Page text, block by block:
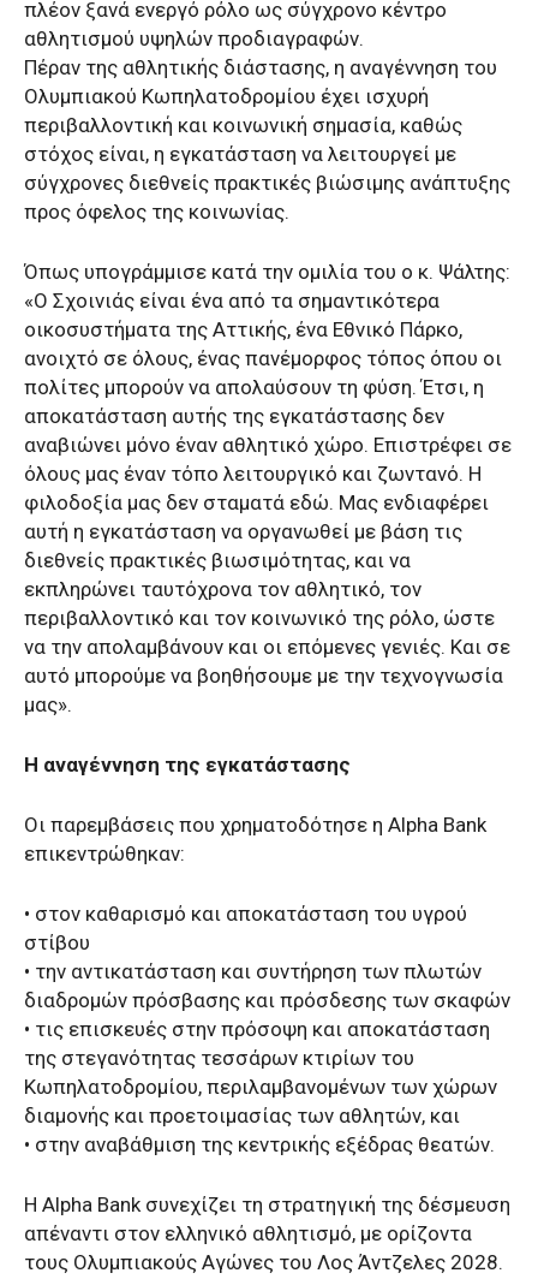
πλέον ξανά ενεργό ρόλο ως σύγχρονο κέντρο
αθλητισμού υψηλών προδιαγραφών.
Πέραν της αθλητικής διάστασης, η αναγέννηση του
Ολυμπιακού Κωπηλατοδρομίου έχει ισχυρή
περιβαλλοντική και κοινωνική σημασία, καθώς
στόχος είναι, η εγκατάσταση να λειτουργεί με
σύγχρονες διεθνείς πρακτικές βιώσιμης ανάπτυξης
προς όφελος της κοινωνίας.
Όπως υπογράμμισε κατά την ομιλία του ο κ. Ψάλτης:
«Ο Σχοινιάς είναι ένα από τα σημαντικότερα
οικοσυστήματα της Αττικής, ένα Εθνικό Πάρκο,
ανοιχτό σε όλους, ένας πανέμορφος τόπος όπου οι
πολίτες μπορούν να απολαύσουν τη φύση. Έτσι, η
αποκατάσταση αυτής της εγκατάστασης δεν
αναβιώνει μόνο έναν αθλητικό χώρο. Επιστρέφει σε
όλους μας έναν τόπο λειτουργικό και ζωντανό. Η
φιλοδοξία μας δεν σταματά εδώ. Μας ενδιαφέρει
αυτή η εγκατάσταση να οργανωθεί με βάση τις
διεθνείς πρακτικές βιωσιμότητας, και να
εκπληρώνει ταυτόχρονα τον αθλητικό, τον
περιβαλλοντικό και τον κοινωνικό της ρόλο, ώστε
να την απολαμβάνουν και οι επόμενες γενιές. Και σε
αυτό μπορούμε να βοηθήσουμε με την τεχνογνωσία
μας».
Η αναγέννηση της εγκατάστασης
Οι παρεμβάσεις που χρηματοδότησε η Alpha Bank
επικεντρώθηκαν:
• στον καθαρισμό και αποκατάσταση του υγρού
στίβου
• την αντικατάσταση και συντήρηση των πλωτών
διαδρομών πρόσβασης και πρόσδεσης των σκαφών
• τις επισκευές στην πρόσοψη και αποκατάσταση
της στεγανότητας τεσσάρων κτιρίων του
Κωπηλατοδρομίου, περιλαμβανομένων των χώρων
διαμονής και προετοιμασίας των αθλητών, και
• στην αναβάθμιση της κεντρικής εξέδρας θεατών.
Η Alpha Bank συνεχίζει τη στρατηγική της δέσμευση
απέναντι στον ελληνικό αθλητισμό, με ορίζοντα
τους Ολυμπιακούς Αγώνες του Λος Άντζελες 2028.